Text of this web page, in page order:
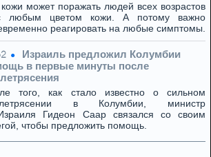
может поражать людей всех возрастов
любым цветом кожи. А потому важно
реагировать на любые симптомы.
Израиль предложил Колумбии
в первые минуты после
того, как стало известно о сильном
в Колумбии, министр
Гидеон Саар связался со своим
чтобы предложить помощь.